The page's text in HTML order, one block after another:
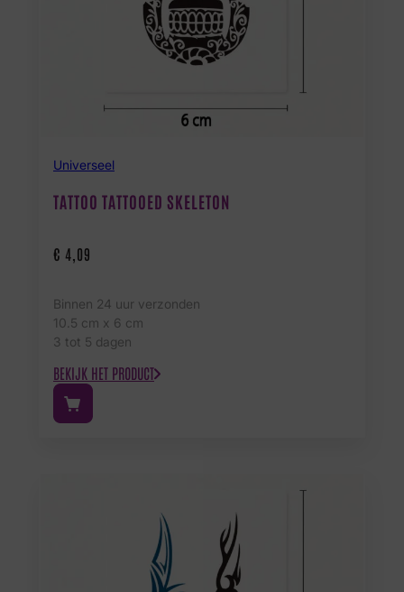
Universeel
TATTOO TATTOOED SKELETON
€ 4,09
Binnen 24 uur verzonden
10.5 cm x 6 cm
3 tot 5 dagen
BEKIJK HET PRODUCT